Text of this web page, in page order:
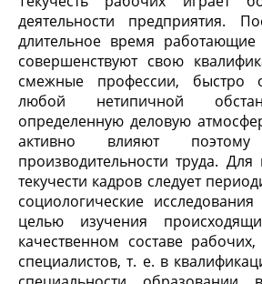
деятельности пред­приятия.
длительное время
совершенствуют свою
смежные профессии, быстро
любой нетипичной
определенную деловую
активно влияют
производительности труда.
текучести кадров следует
социологические
целью изу­чения
качественном составе
специалистов, т. е. в